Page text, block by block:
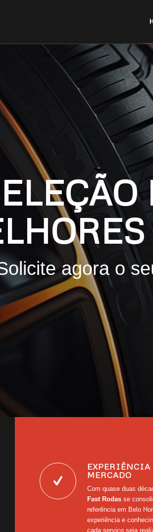
agora o
EXPERIÊNCIA
MERCADO
Com quase duas
Fast Rodas se
referência em Belo
experiência e
cada serviço seja